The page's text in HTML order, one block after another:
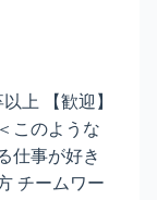
上 【歓迎】
このような
仕事が好き
チームワー